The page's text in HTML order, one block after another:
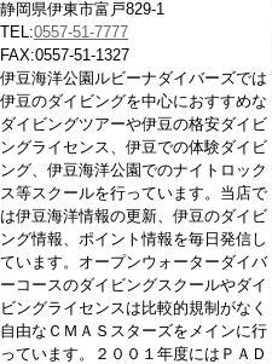
静岡県伊東市富戸829-1
TEL:0557-51-7777
FAX:0557-51-1327
伊豆海洋公園ルビーナダイバーズでは
伊豆のダイビングを中心におすすめな
ダイビングツアーや伊豆の格安ダイビ
ングライセンス、伊豆での体験ダイビ
ング、伊豆海洋公園でのナイトロック
ス等スクールを行っています。当店で
は伊豆海洋情報の更新、伊豆のダイビ
ング情報、ポイント情報を毎日発信し
ています。オープンウォーターダイバ
ーコースのダイビングスクールやダイ
ビングライセンスは比較的規制がなく
自由なＣＭＡＳスターズをメインに行
っています。２００１年度にはＰＡＤ